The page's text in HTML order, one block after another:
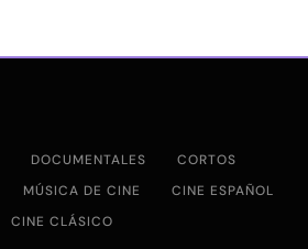
DOCUMENTALES
CORTOS
MÚSICA DE CINE
CINE ESPAÑOL
CINE CLÁSICO